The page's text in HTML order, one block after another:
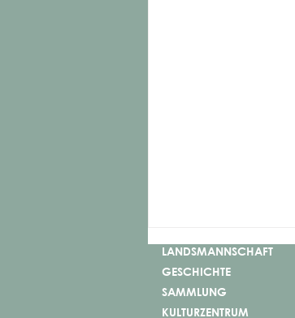
LANDSMANNSCHAFT
GESCHICHTE
SAMMLUNG
KULTURZENTRUM